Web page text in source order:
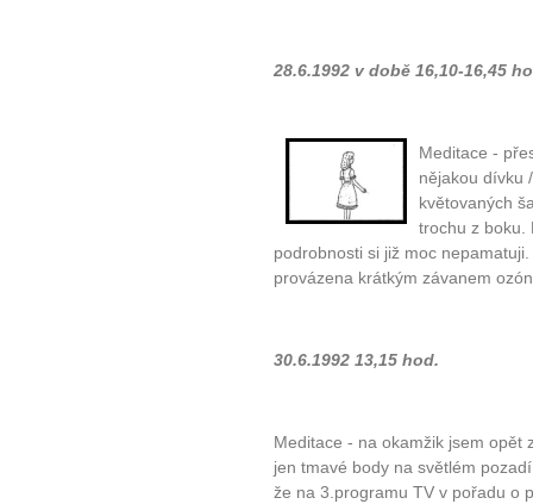
28.6.1992 v době 16,10-16,45
Meditace -
nějakou dívku
květovaných
trochu z boku.
podrobnosti si již moc
provázena krátkým závanem
30.6.1992 13,15 hod.
Meditace - na okamžik jsem opět
jen tmavé body na světlém
že na 3.programu TV v pořadu o